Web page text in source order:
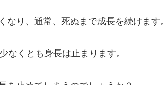
り、通常、死ぬまで成長を続けます。
なくとも身長は止まります。